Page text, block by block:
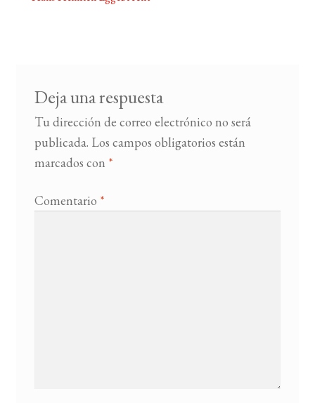
Deja una respuesta
Tu dirección de correo electrónico no será
publicada. Los campos obligatorios están
marcados con *
Comentario *